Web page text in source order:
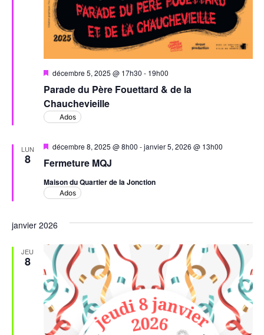
Parade du Père Fouettard & de la
Chauchevieille
Mis
avant
décembre 5, 2025 @ 17h30 - 19h00
Ados
LUN
8 Fermeture MQJ
Mis
avant
décembre 8, 2025 @ 8h00 -janvier 5, 2026 @ 13h00
Maison du Quartier de la Jonction
Ados
janvier 2026
JEU
8